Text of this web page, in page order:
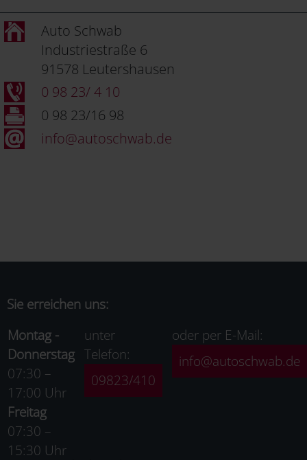
Auto Schwab
Industriestraße 6
91578 Leutershausen
0 98 23/ 4 10
0 98 23/16 98
info@autoschwab.de
Sie erreichen uns:
Montag -
Donnerstag
07:30 –
17:00 Uhr
Freitag
07:30 –
15:30 Uhr
unter
Telefon:
09823/410
oder per E-Mail:
info@autoschwab.de